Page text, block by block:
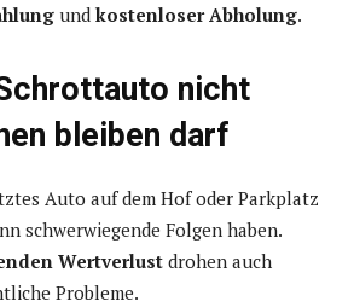
und kostenloser Abholung.
nicht
bleiben darf
Auto auf dem Hof oder Parkplatz
schwerwiegende Folgen haben.
Wertverlustdrohen auch
Probleme.